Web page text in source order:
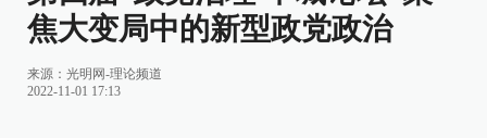
焦大变局中的新型政党政治
来源： 光明网-理论频道
2022-11-01 17:13